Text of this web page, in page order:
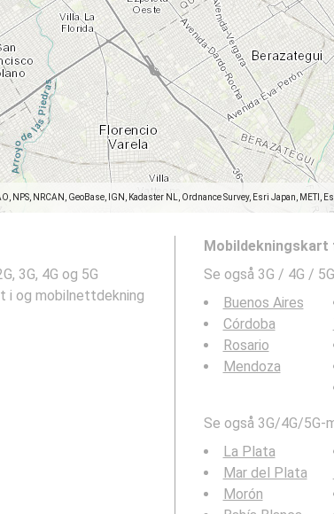
NPS, NRCAN, GeoBase, IGN, Kadaster NL, Ordnance Survey, Esri Japan,
3G, 4G og 5G
i og mobilnettdekning
Mobildekningskart
Se også 3G / 4G /
Buenos Aires
Córdoba
Rosario
Mendoza
Se også 3G/4G/5G-
La Plata
Mar del Plata
Morón